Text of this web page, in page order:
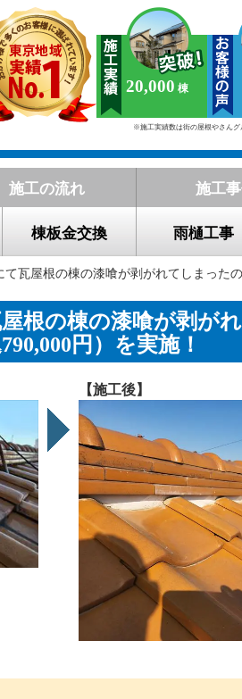
20,000
※施工実績数は街の屋根やさんグ
施工の流れ 施工事
棟板金交換 雨樋工事
て瓦屋根の棟の漆喰が剥がれてしまった
根の棟の漆喰が剥が
円）を実施！
【施工後】